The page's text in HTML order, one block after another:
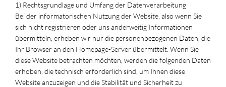
1) Rechtsgrundlage und Umfang der Datenverarbeitung
Bei der informatorischen Nutzung der Website, also wenn Sie
sich nicht registrieren oder uns anderweitig Informationen
übermitteln, erheben wir nur die personenbezogenen Daten, die
Ihr Browser an den Homepage-Server übermittelt. Wenn Sie
diese Website betrachten möchten, werden die folgenden Daten
erhoben, die technisch erforderlich sind, um Ihnen diese
Website anzuzeigen und die Stabilität und Sicherheit zu